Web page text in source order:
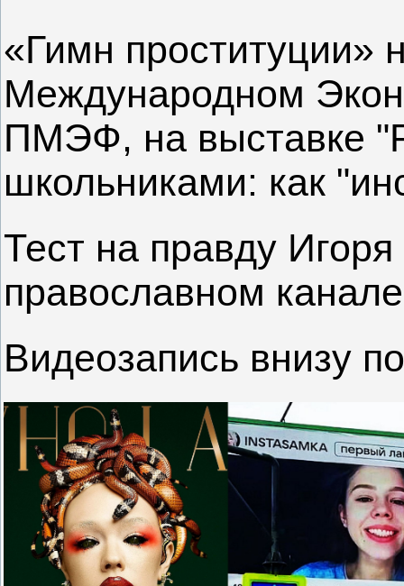
«Гимн проституции»
Международном
ПМЭФ, на выставке
школьниками: как
Тест на правду
православном
Видеозапись внизу